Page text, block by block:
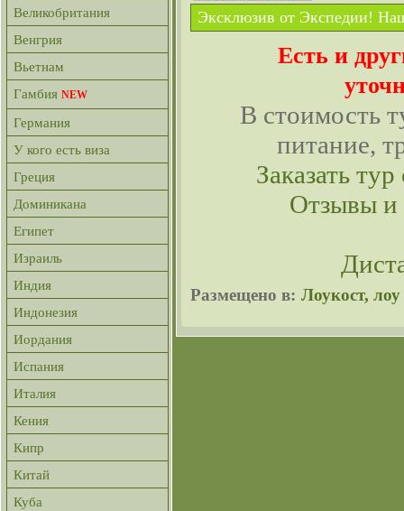
Эксклюзив от Экспедии!
Есть и
В стоимость
питание,
Заказать
Отзывы и
Размещено в: Лоукост,
Великобритания
Венгрия
Вьетнам
Гамбия NEW
Германия
У кого есть виза
Греция
Доминикана
Египет
Израиль
Индия
Индонезия
Иордания
Испания
Италия
Кения
Кипр
Китай
Куба